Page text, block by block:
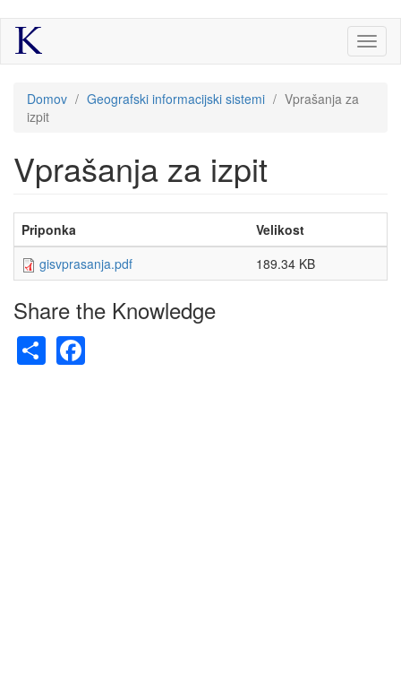
Skip
main
tukaj
Domov / Geografski informacijski sistemi / Vprašanja za
izpit
Vprašanja za izpit
Priponka
Velikost
gisvprasanja.pdf
189.34 KB
Share the Knowledge
Share